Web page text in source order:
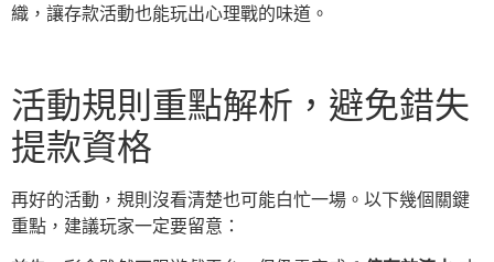
織，讓存款活動也能玩出心理戰的味道。
活動規則重點解析，避免錯失
提款資格
再好的活動，規則沒看清楚也可能白忙一場。以下幾個關鍵
重點，建議玩家一定要留意：